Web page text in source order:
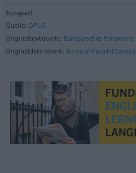
Europarl
Quelle: OPUS
Originaltextquelle: Europäisches Parlament
Originaldatenbank: Europarl Parallel Corups